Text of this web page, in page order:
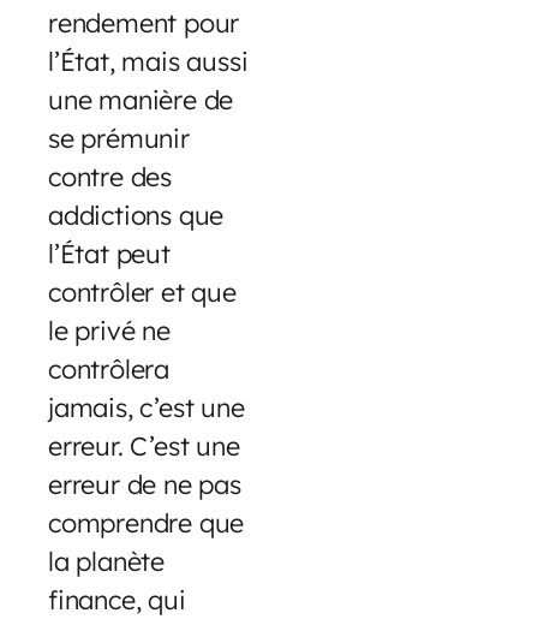
rendement pour
l’État, mais aussi
une manière de
se prémunir
contre des
addictions que
l’État peut
contrôler et que
le privé ne
contrôlera
jamais, c’est une
erreur. C’est une
erreur de ne pas
comprendre que
la planète
finance, qui